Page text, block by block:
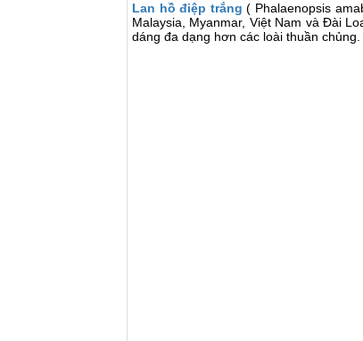
Lan hồ điệp trắng( Phalaenopsis
Malaysia, Myanmar, Việt Nam và Đài
dáng đa dạng hơn các loài thuần chủng.